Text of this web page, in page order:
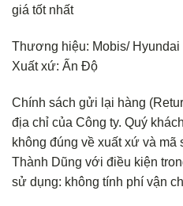
giá tốt nhất
Thương hiệu: Mobis/ Hyundai
Xuất xứ: Ấn Độ
Chính sách gửi lại hàng
địa chỉ của Công ty. Quý
không đúng về xuất xứ và mã
Thành Dũng với điều kiện
sử dụng: không tính phí vận